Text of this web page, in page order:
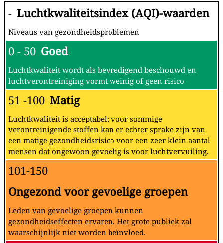
- Luchtkwaliteitsindex (AQI)-waarden
Niveaus van gezondheidsproblemen
0 - 50 Goed
Luchtkwaliteit wordt als bevredigend beschouwd en
luchtverontreiniging vormt weinig of geen risico
51 -100 Matig
Luchtkwaliteit is acceptabel; voor sommige
verontreinigende stoffen kan er echter sprake zijn van
een matige gezondheidsrisico voor een zeer klein aantal
mensen dat ongewoon gevoelig is voor luchtvervuiling.
101-150
Ongezond voor gevoelige groepen
Leden van gevoelige groepen kunnen
gezondheidseffecten ervaren. Het grote publiek zal
waarschijnlijk niet worden beïnvloed.